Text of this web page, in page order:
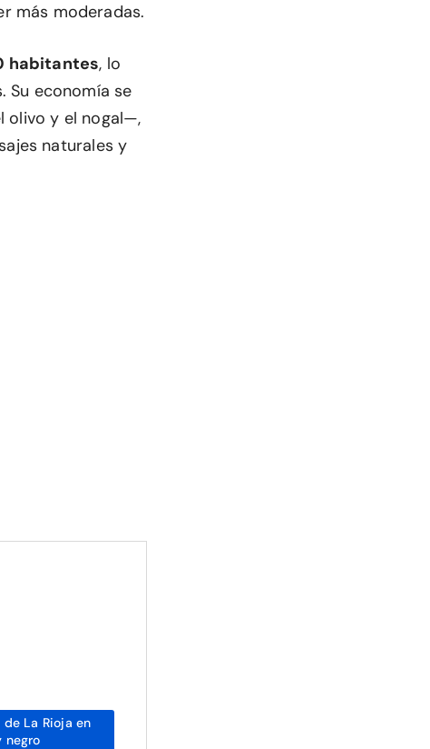
más moderadas.
habitantes, lo
Su economía se
olivo y el nogal—,
naturales y
La Rioja en
negro